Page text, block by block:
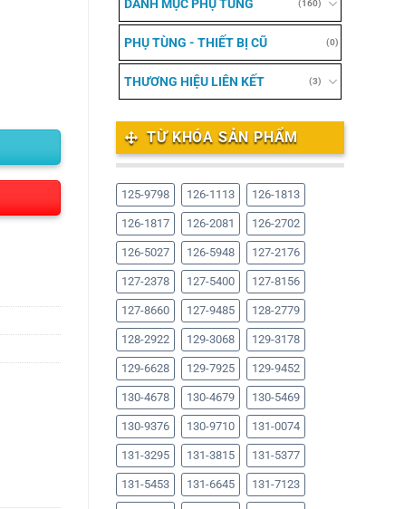
DANH MỤC PHỤ TÙNG (160)
PHỤ TÙNG - THIẾT BỊ CŨ (0)
THƯƠNG HIỆU LIÊN KẾT (3)
TỪ KHÓA SẢN PHẨM
125-9798 126-1113 126-1813
126-1817 126-2081 126-2702
126-5027 126-5948 127-2176
127-2378 127-5400 127-8156
127-8660 127-9485 128-2779
128-2922 129-3068 129-3178
129-6628 129-7925 129-9452
130-4678 130-4679 130-5469
130-9376 130-9710 131-0074
131-3295 131-3815 131-5377
131-5453 131-6645 131-7123